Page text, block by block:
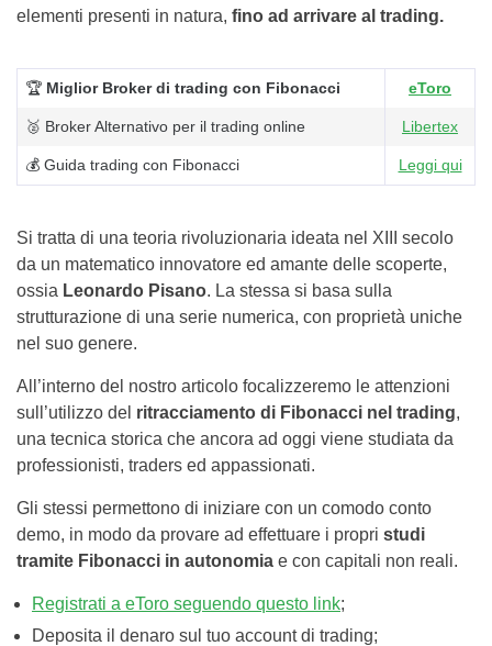
elementi presenti in natura, fino ad arrivare al trading.
🏆 Miglior Broker di trading con Fibonacci eToro
🥈 Broker Alternativo per il trading online Libertex
💰 Guida trading con Fibonacci Leggi qui
Si tratta di una teoria rivoluzionaria ideata nel XIII secolo
da un matematico innovatore ed amante delle scoperte,
ossia Leonardo Pisano. La stessa si basa sulla
strutturazione di una serie numerica, con proprietà uniche
nel suo genere.
All’interno del nostro articolo focalizzeremo le attenzioni
sull’utilizzo del ritracciamento di Fibonacci nel trading,
una tecnica storica che ancora ad oggi viene studiata da
professionisti, traders ed appassionati.
Gli stessi permettono di iniziare con un comodo conto
demo, in modo da provare ad effettuare i propri studi
tramite Fibonacci in autonomia e con capitali non reali.
Registrati a eToro seguendo questo link;
Deposita il denaro sul tuo account di trading;